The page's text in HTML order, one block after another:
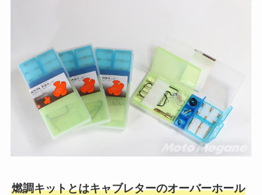
燃調キットとはキャブレターのオーバーホール